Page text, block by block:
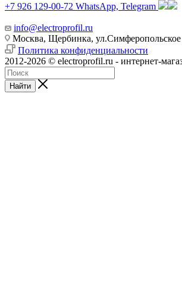
+7 926 129-00-72 WhatsApp, Telegram
info@electroprofil.ru
Москва, Щербинка,
Политика конфиденциальности
2012-2026 © electroprofil.ru - интернет-
Найти